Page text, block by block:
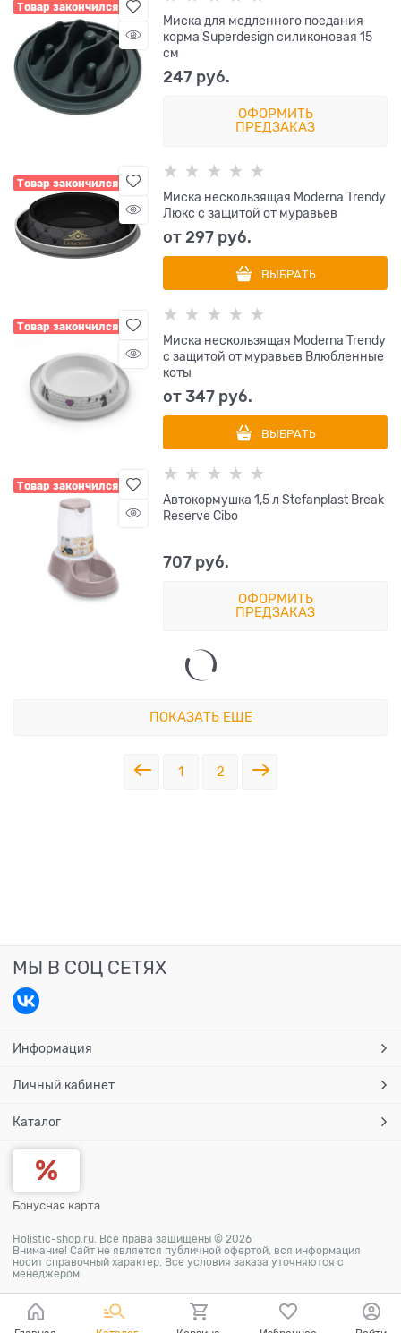
Товар закончился
Миска для медленного поедания
корма Superdesign силиконовая 15
см
247 руб.
ОФОРМИТЬ
ПРЕДЗАКАЗ
Товар закончился
Миска нескользящая Moderna Trendy
Люкс с защитой от муравьев
от297 руб.
ВЫБРАТЬ
Товар закончился
Миска нескользящая Moderna Trendy
с защитой от муравьев Влюбленные
коты
от347 руб.
ВЫБРАТЬ
Товар закончился
Автокормушка 1,5 л Stefanplast Break
Reserve Cibo
707 руб.
ОФОРМИТЬ
ПРЕДЗАКАЗ
ПОКАЗАТЬ ЕЩЕ
1 2
МЫ В СОЦ СЕТЯХ
Информация
Личный кабинет
Каталог
Бонусная карта
Holistic-shop.ru. Все права защищены © 2026
Внимание! Сайт не является публичной офертой, вся информация
носит справочный характер. Все условия заказа уточняются с
менеджером